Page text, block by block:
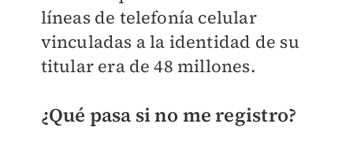
líneas de telefonía celular
vinculadas a la identidad de su
titular era de 48 millones.
¿Qué pasa si no me registro?